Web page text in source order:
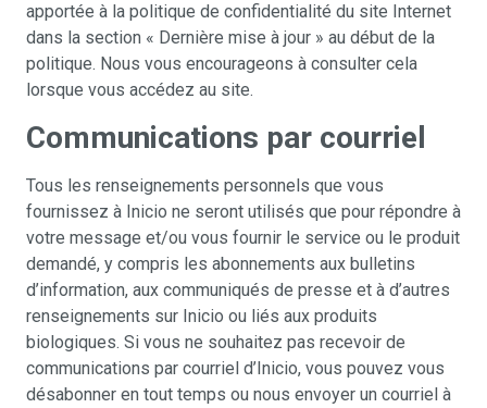
apportée à la politique de confidentialité du site Internet
dans la section « Dernière mise à jour » au début de la
politique. Nous vous encourageons à consulter cela
lorsque vous accédez au site.
Communications par courriel
Tous les renseignements personnels que vous
fournissez à Inicio ne seront utilisés que pour répondre à
votre message et/ou vous fournir le service ou le produit
demandé, y compris les abonnements aux bulletins
d’information, aux communiqués de presse et à d’autres
renseignements sur Inicio ou liés aux produits
biologiques. Si vous ne souhaitez pas recevoir de
communications par courriel d’Inicio, vous pouvez vous
désabonner en tout temps ou nous envoyer un courriel à